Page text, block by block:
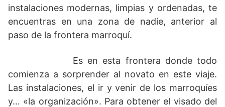
instalaciones modernas, limpias y ordenadas, te
encuentras en una zona de nadie, anterior al
paso de la frontera marroquí.
Es en esta frontera donde todo
comienza a sorprender al novato en este viaje.
Las instalaciones, el ir y venir de los marroquíes
y… «la organización». Para obtener el visado del